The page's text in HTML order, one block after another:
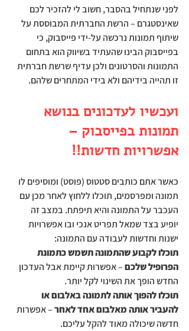
לפני שנתחיל בהסבר, חשוב לי להזכיר לכם
שאינסטגרם – הרשת החברתית המבוססת על
שיתוף תמונות נרכשה על-ידי פייסבוק, כי
בפייסבוק הבינו שהעתיד בשיווק הוא בתחום
התמונות והסרטונים ולכן עדיף שרשת חברתית
זו תהייה בידיהם ולא בידי המתחרים שלהם.
ועכשיו לעדכונים בנושא
תמונות בפייסבוק –
אפשרויות חדשות!!
כאשר אתם כותבים סטטוס (פוסט) ומוסיפים לו
תמונה ומפרסמים, תוכלו ללחוץ לאחר מכן עם
העכבר על התמונה והיא תיפתח. במצב זה
יופיע בצד שמאל תפריט אנכי ובו אפשרויות
ישנות וחדשות לעבודה עם התמונה:
תוכלו לקבוע שהתמונה תשמש כתמונת
הפרופיל שלכם – אפשרות קיימת אבל העדכון
החדש הופך את השינוי לקל יותר.
תוכלו להפוך אותה לתמונה באלבום או
להעביר אותה מאלבום אחד לאחר – אפשרות
חדשה שיכולה מאוד להקל עליכם.